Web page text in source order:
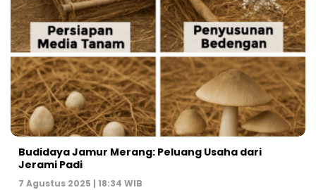
Budidaya Jamur Merang: Peluang Usaha dari
Jerami Padi
7 Agustus 2025 | 18:34 WIB